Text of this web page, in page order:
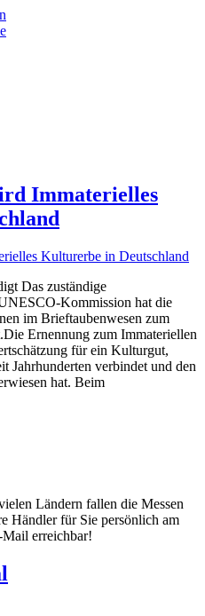
Immaterielles
Das zuständige
Kommission hat die
im Brieftaubenwesen zum
Ernennung zum Immateriellen
für ein Kulturgut,
Jahrhunderten verbindet und den
hat. Beim
Ländern fallen die Messen
Händler für Sie persönlich am
erreichbar!